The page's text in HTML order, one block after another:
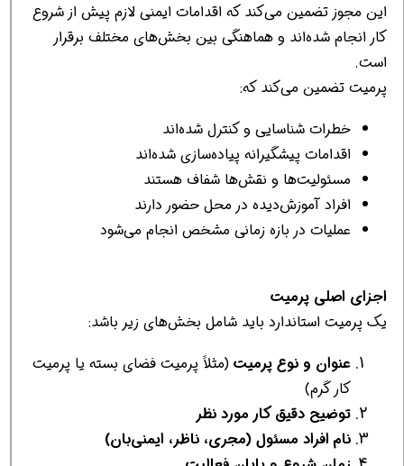
این مجوز تضمین می‌کند که اقدامات ایمنی لازم پیش از شروع
کار انجام شده‌اند و هماهنگی بین بخش‌های مختلف برقرار
است.
پرمیت تضمین می‌کند که:
خطرات شناسایی و کنترل شده‌اند
اقدامات پیشگیرانه پیاده‌سازی شده‌اند
مسئولیت‌ها و نقش‌ها شفاف هستند
افراد آموزش‌دیده در محل حضور دارند
عملیات در بازه زمانی مشخص انجام می‌شود
اجزای اصلی پرمیت
یک پرمیت استاندارد باید شامل بخش‌های زیر باشد:
عنوان و نوع پرمیت(مثلاً پرمیت فضای بسته یا پرمیت
کار گرم)
توضیح دقیق کار مورد نظر
نام افراد مسئول (مجری، ناظر، ایمنی‌بان)